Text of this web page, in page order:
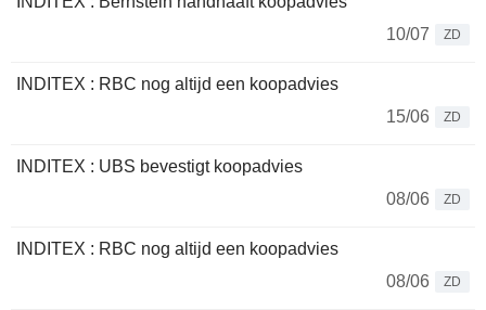
10/07
ZD
INDITEX : RBC nog altijd een koopadvies
15/06
ZD
INDITEX : UBS bevestigt koopadvies
08/06
ZD
INDITEX : RBC nog altijd een koopadvies
08/06
ZD